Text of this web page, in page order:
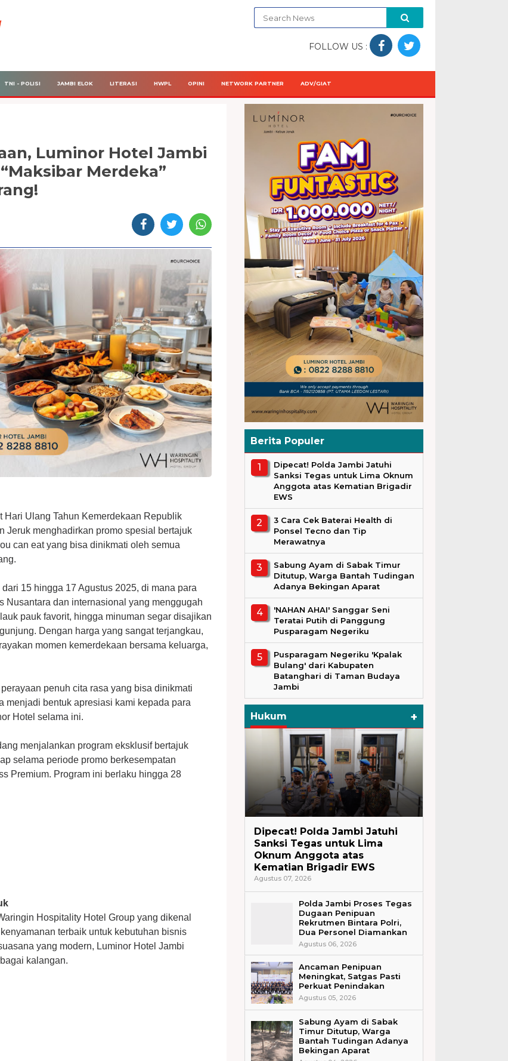
FOLLOW US :
TNI - POLISI JAMBI ELOK LITERASI HWPL OPINI NETWORK PARTNER ADV/GIAT
Luminor Hotel Jambi
Merdeka”
Hari Ulang Tahun Kemerdekaan Republik
Jeruk menghadirkan promo spesial bertajuk
can eat yang bisa dinikmati oleh semua
15 hingga 17 Agustus 2025, di mana para
Nusantara dan internasional yang menggugah
pauk favorit, hingga minuman segar disajikan
Dengan harga yang sangat terjangkau,
momen kemerdekaan bersama keluarga,
penuh cita rasa yang bisa dinikmati
menjadi bentuk apresiasi kami kepada para
Hotel selama ini.
menjalankan program eksklusif bertajuk
selama periode promo berkesempatan
Premium. Program ini berlaku hingga 28
Hospitality Hotel Group yang dikenal
terbaik untuk kebutuhan bisnis
yang modern, Luminor Hotel Jambi
kalangan.
Berita Populer
Dipecat! Polda Jambi Jatuhi
Sanksi Tegas untuk Lima Oknum
Anggota atas Kematian Brigadir
EWS
3 Cara Cek Baterai Health di
Ponsel Tecno dan Tip
Merawatnya
Sabung Ayam di Sabak Timur
Ditutup, Warga Bantah Tudingan
Adanya Bekingan Aparat
'NAHAN AHAI' Sanggar Seni
Teratai Putih di Panggung
Pusparagam Negeriku
Pusparagam Negeriku 'Kpalak
Bulang' dari Kabupaten
Batanghari di Taman Budaya
Jambi
Hukum +
Dipecat! Polda Jambi Jatuhi
Sanksi Tegas untuk Lima
Oknum Anggota atas
Kematian Brigadir EWS
Agustus 07, 2026
Polda Jambi Proses Tegas
Dugaan Penipuan
Rekrutmen Bintara Polri,
Dua Personel Diamankan
Agustus 06, 2026
Ancaman Penipuan
Meningkat, Satgas Pasti
Perkuat Penindakan
Agustus 05, 2026
Sabung Ayam di Sabak
Timur Ditutup, Warga
Bantah Tudingan Adanya
Bekingan Aparat